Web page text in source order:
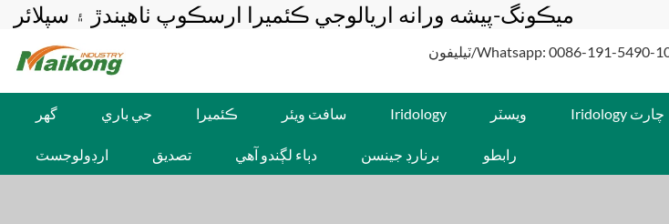
ميڪونگ-پيشه ورانه اريالوجي ڪئميرا ارسڪوپ ٺاهيندڙ ۽ سپلائر
گهر جي باري ڪئميرا سافٽ ويئر Iridology ويسٽر Iridology چارٽ
ارڊولوجسٽ تصديق دٻاء لڳندو آهي برنارڊ جينسن رابطو